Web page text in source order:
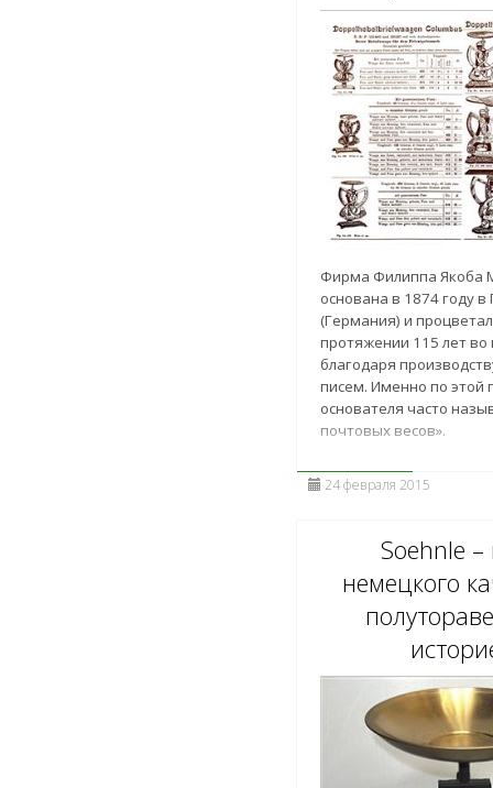
Фирма Филиппа Якоба
основана в 1874 году в
(Германия) и
протяжении 115 лет
благодаря
писем. Именно по этой
основателя часто
почтовых весов».
24 февраля 2015
Soehnle –
немецкого